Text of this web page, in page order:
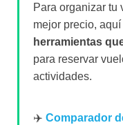
Para organizar tu
mejor precio,
herramientas
para reservar
actividades.
✈️ Comparador